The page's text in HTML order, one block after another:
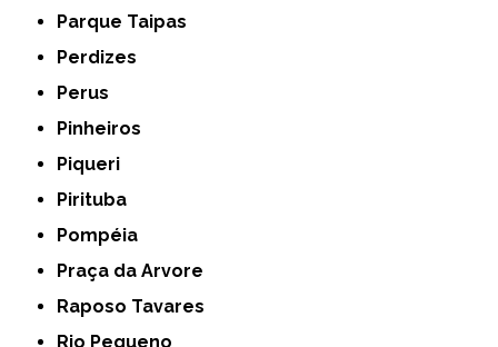
Parque Taipas
Perdizes
Perus
Pinheiros
Piqueri
Pirituba
Pompéia
Praça da Arvore
Raposo Tavares
Rio Pequeno